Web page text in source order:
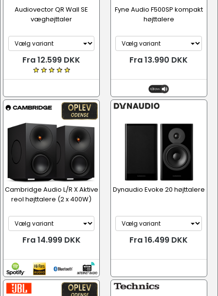
Audiovector QR Wall SE
væghøjttaler
Fra 12.599 DKK
Fyne Audio F500SP kompakt
højttalere
Fra 13.990 DKK
Cambridge Audio L/R X Aktive
reol højttalere (2 x 400W)
Fra 14.999 DKK
Dynaudio Evoke 20 højttalere
Fra 16.499 DKK